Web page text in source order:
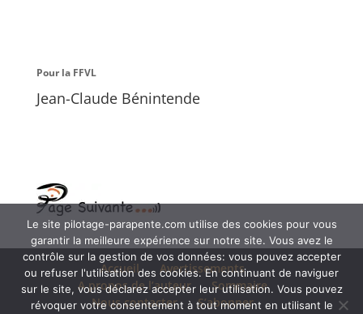
Pour la FFVL
Jean-Claude Bénintende
Accueil
Avertissements
A propos de l’auteur
Sommaire
Nous contacter
S’abonner
Le site pilotage-parapente.com utilise des cookies pour vous
garantir la meilleure expérience sur notre site. Vous avez le
contrôle sur la gestion de vos données: vous pouvez accepter
ou refuser l'utilisation des cookies. En continuant de naviguer
sur le site, vous déclarez accepter leur utilisation. Vous pouvez
révoquer votre consentement à tout moment en utilisant le